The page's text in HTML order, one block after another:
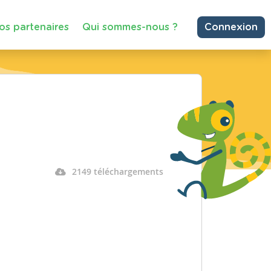
partenaires Qui sommes-nous ? Connexion
2149 téléchargements